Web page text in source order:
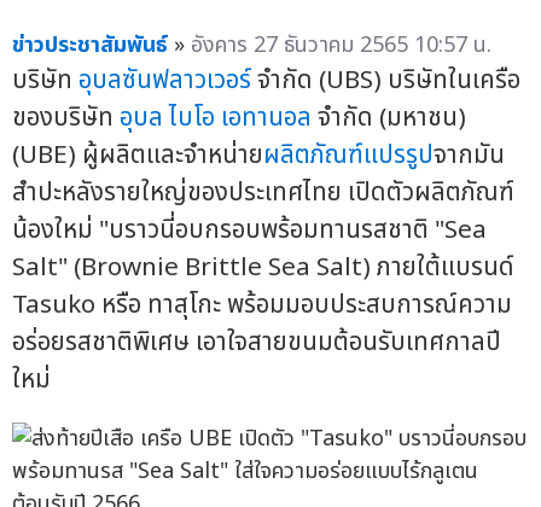
ข่าวประชาสัมพันธ์ » อังคาร 27 ธันวาคม 2565 10:57 น.
บริษัท อุบลซันฟลาวเวอร์จำกัด (UBS) บริษัทในเครือ
ของบริษัท อุบล ไบโอ เอทานอล จำกัด (มหาชน)
(UBE) ผู้ผลิตและจำหน่ายผลิตภัณฑ์แปรรูปจากมัน
สำปะหลังรายใหญ่ของประเทศไทย เปิดตัวผลิตภัณฑ์
น้องใหม่ "บราวนี่อบกรอบพร้อมทานรสชาติ "Sea
Salt" (Brownie Brittle Sea Salt) ภายใต้แบรนด์
Tasuko หรือ ทาสุโกะ พร้อมมอบประสบการณ์ความ
อร่อยรสชาติพิเศษ เอาใจสายขนมต้อนรับเทศกาลปี
ใหม่